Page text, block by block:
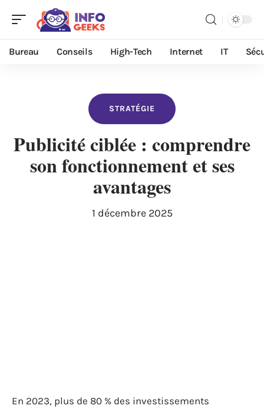
Bureau Conseils High-Tech Internet IT
STRATÉGIE
Publicité ciblée : comprendre
son fonctionnement et ses
avantages
1 décembre 2025
En 2023, plus de 80 % des investissements